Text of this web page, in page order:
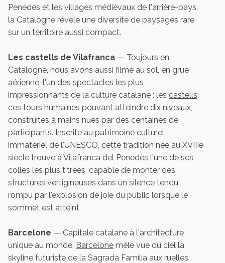
Penedès et les villages médiévaux de l'arrière-pays,
la Catalogne révèle une diversité de paysages rare
sur un territoire aussi compact.
Les castells de Vilafranca — Toujours en
Catalogne, nous avons aussi filmé au sol, en grue
aérienne, l'un des spectacles les plus
impressionnants de la culture catalane : les castells,
ces tours humaines pouvant atteindre dix niveaux,
construites à mains nues par des centaines de
participants. Inscrite au patrimoine culturel
immatériel de l'UNESCO, cette tradition née au XVIIIe
siècle trouve à Vilafranca del Penedès l'une de ses
colles les plus titrées, capable de monter des
structures vertigineuses dans un silence tendu,
rompu par l'explosion de joie du public lorsque le
sommet est atteint.
Barcelone — Capitale catalane à l'architecture
unique au monde, Barcelone mêle vue du ciel la
skyline futuriste de la Sagrada Família aux ruelles